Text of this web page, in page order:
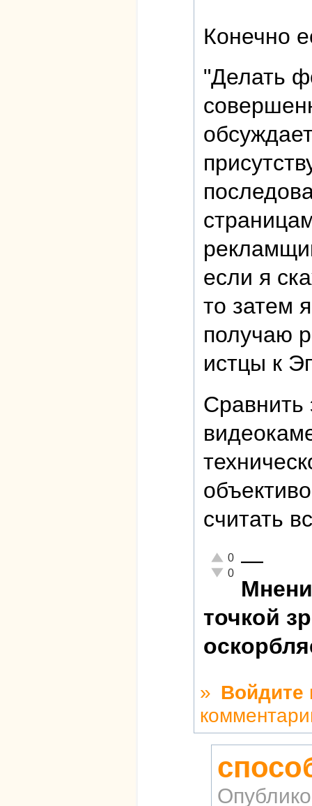
Конечно
"Делать
если я
то затем
получаю
истцы к
Сравнить
считать
Отлично!
0
Неадекватно!
0
—
точкой
» Войдите